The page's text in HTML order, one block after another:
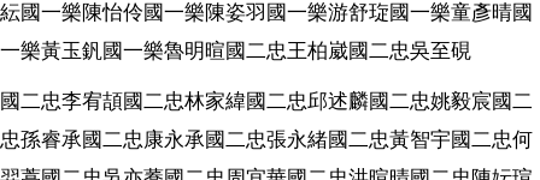
紜國一樂陳怡伶國一樂陳姿羽國一樂游舒琁國一樂童彥晴國
一樂黃玉釩國一樂魯明暄國二忠王柏崴國二忠吳至硯
國二忠李宥頡國二忠林家緯國二忠邱述麟國二忠姚毅宸國二
忠孫睿承國二忠康永承國二忠張永緒國二忠黃智宇國二忠何